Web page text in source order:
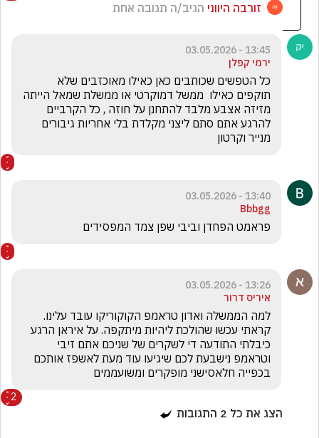
זורבה היווני הגיב/ה תגובה אחת
13:45 - 03.05.2026
ירמי קפלן
מנייר וקרטון
13:40 - 03.05.2026
Bbbgg
פראמט הפחדן וביבי שפן צמד המפסידים
13:26 - 03.05.2026
איריס דרור
בכפייה חלאסישני מופקרים ומשועממים
2
הצג את כל 2 התגובות